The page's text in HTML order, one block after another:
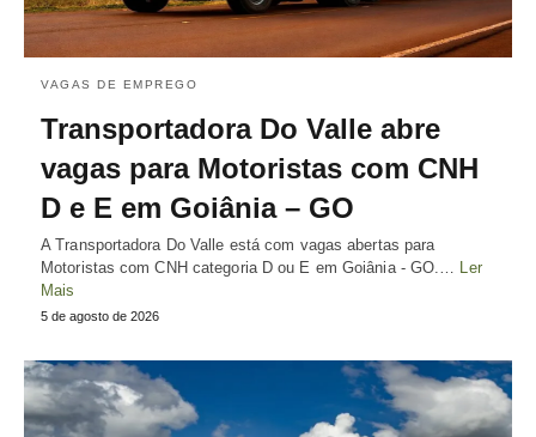
VAGAS DE EMPREGO
Transportadora Do Valle abre
vagas para Motoristas com CNH
D e E em Goiânia – GO
A Transportadora Do Valle está com vagas abertas para
Motoristas com CNH categoria D ou E em Goiânia - GO.… Ler
Mais
5 de agosto de 2026